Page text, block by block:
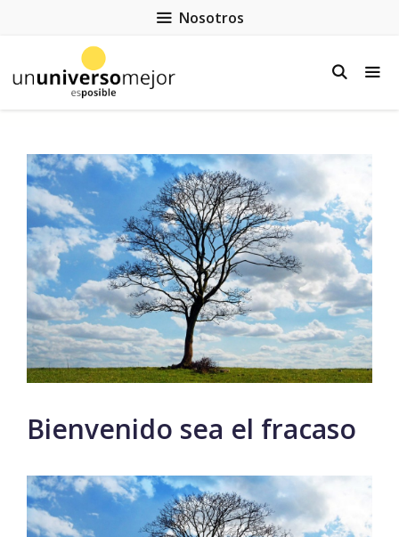
Nosotros
Bienvenido sea el fracaso